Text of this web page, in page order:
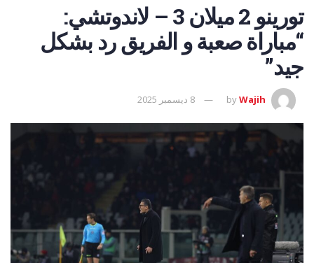
تورينو 2 ميلان 3 – لاندوتشي:
“مباراة صعبة و الفريق رد بشكل
جيد”
byWajih 8 ديسمبر 2025